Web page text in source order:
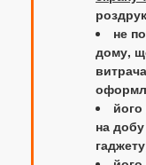
не
дому,
на добу